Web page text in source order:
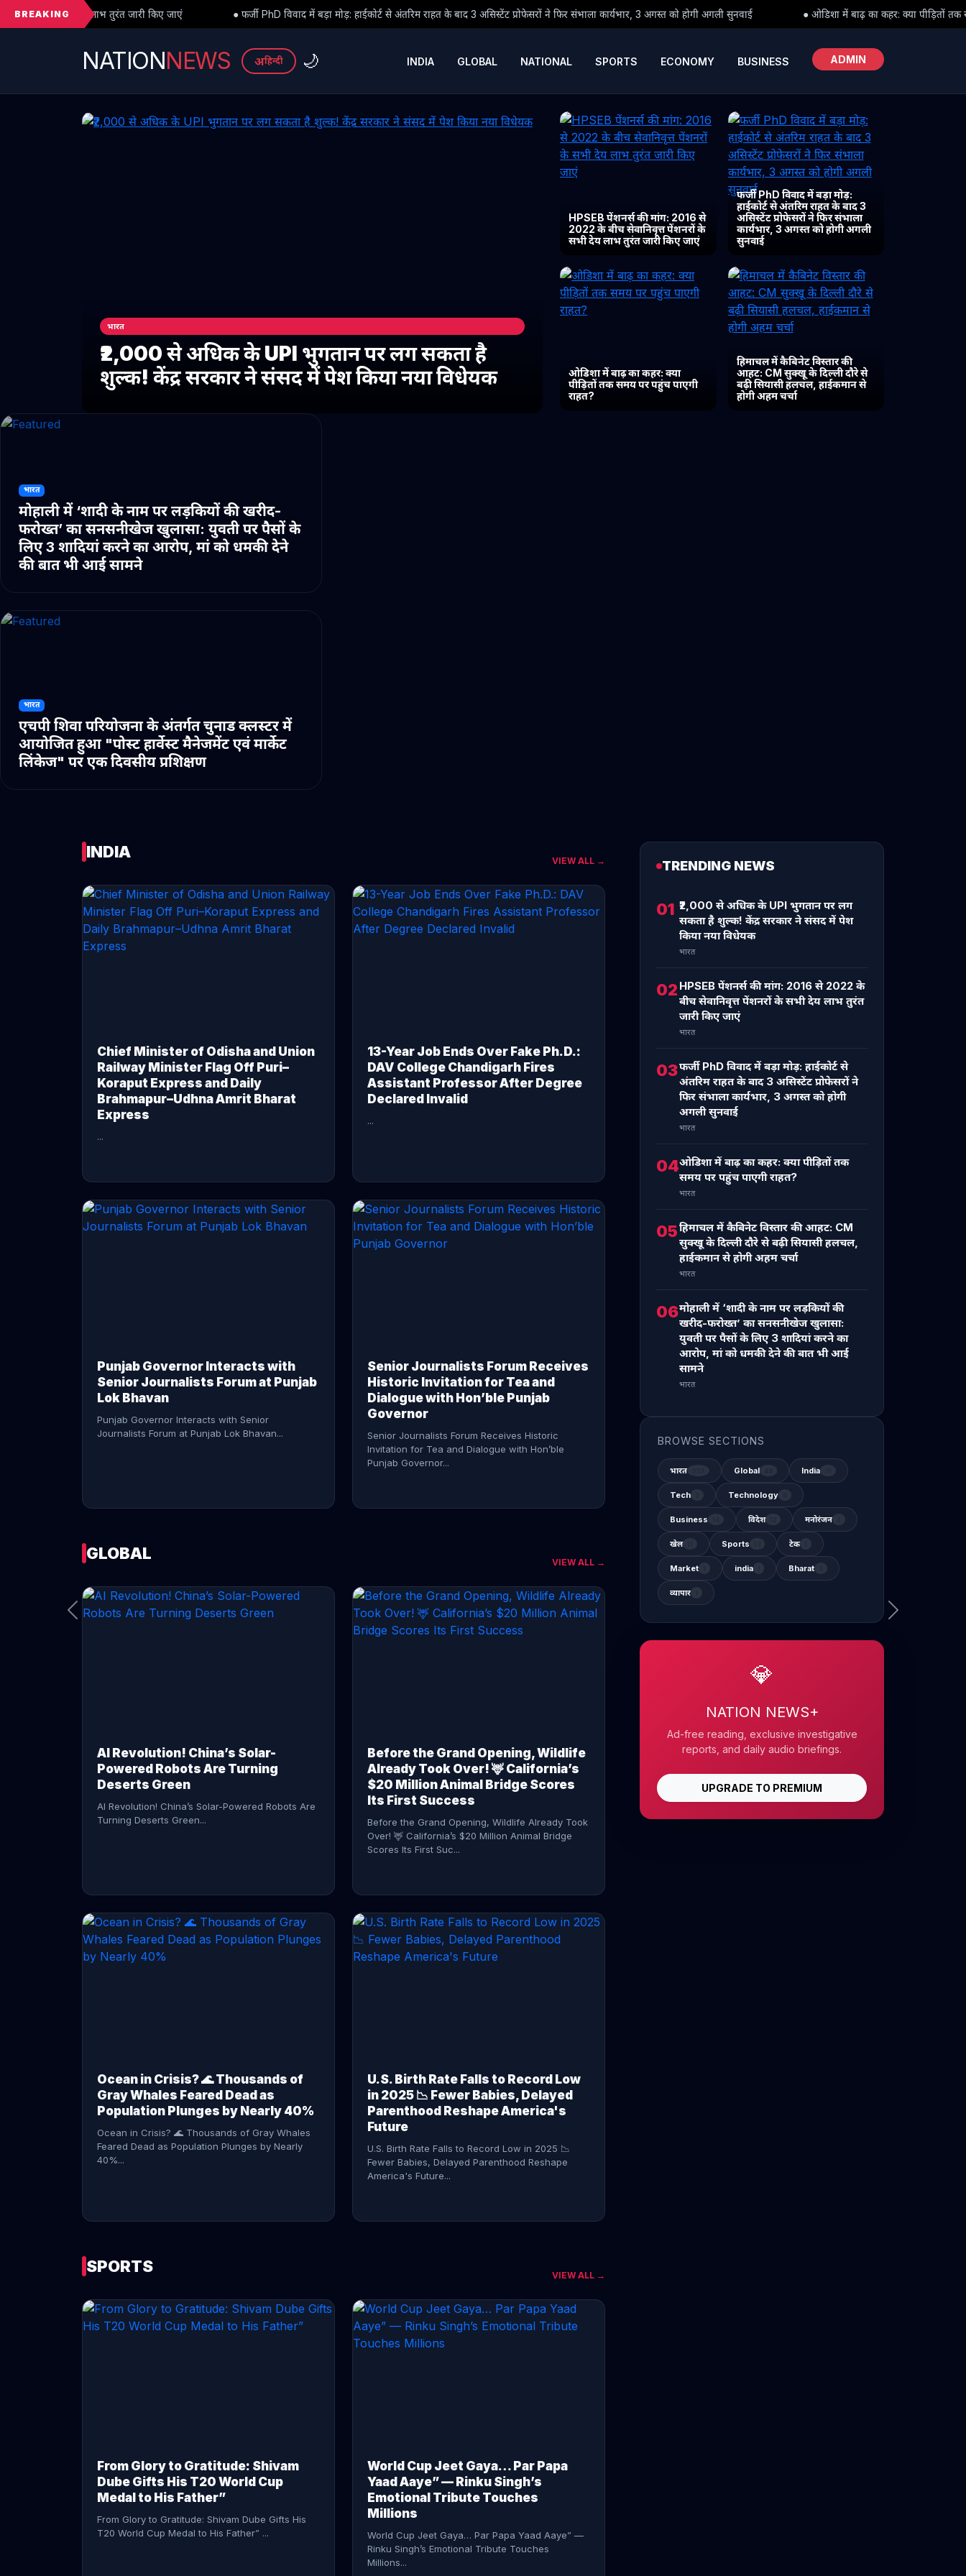
BREAKING
जारी किए जाएं ● फर्जी PhD विवाद में बड़ा मोड़: हाईकोर्ट से अंतरिम राहत के बाद 3 असिस्टेंट प्रोफेसरों ने फिर संभाला कार्यभार, 3 अगस्त को होगी अगली सुनवाई ● ओडिशा में बाढ़ का कहर: क्या पीड़ितों तक समय पर पहुंच पाएगी राहत?
NATIONNEWS अहिन्दी 🌙 INDIA GLOBAL NATIONAL SPORTS ECONOMY BUSINESS ADMIN
भारत
₹2,000 से अधिक के UPI भुगतान पर लग सकता है
शुल्क! केंद्र सरकार ने संसद में पेश किया नया विधेयक
HPSEB पेंशनर्स की मांग: 2016 से
2022 के बीच सेवानिवृत्त पेंशनरों के
सभी देय लाभ तुरंत जारी किए जाएं
फर्जी PhD विवाद में बड़ा मोड़:
हाईकोर्ट से अंतरिम राहत के बाद 3
असिस्टेंट प्रोफेसरों ने फिर संभाला
कार्यभार, 3 अगस्त को होगी अगली
सुनवाई
ओडिशा में बाढ़ का कहर: क्या
पीड़ितों तक समय पर पहुंच पाएगी
राहत?
हिमाचल में कैबिनेट विस्तार की
आहट: CM सुक्खू के दिल्ली दौरे से
बढ़ी सियासी हलचल, हाईकमान से
होगी अहम चर्चा
भारत
मोहाली में ‘शादी के नाम पर लड़कियों की खरीद-
फरोख्त’ का सनसनीखेज खुलासा: युवती पर पैसों के
लिए 3 शादियां करने का आरोप, मां को धमकी देने
की बात भी आई सामने
भारत
एचपी शिवा परियोजना के अंतर्गत चुनाड क्लस्टर में
आयोजित हुआ "पोस्ट हार्वेस्ट मैनेजमेंट एवं मार्केट
लिंकेज" पर एक दिवसीय प्रशिक्षण
INDIA VIEW ALL →
Chief Minister of Odisha and Union
Railway Minister Flag Off Puri–
Koraput Express and Daily
Brahmapur–Udhna Amrit Bharat
Express
...
13-Year Job Ends Over Fake Ph.D.:
DAV College Chandigarh Fires
Assistant Professor After Degree
Declared Invalid
...
Punjab Governor Interacts with
Senior Journalists Forum at Punjab
Lok Bhavan
Punjab Governor Interacts with Senior
Journalists Forum at Punjab Lok Bhavan...
Senior Journalists Forum Receives
Historic Invitation for Tea and
Dialogue with Hon’ble Punjab
Governor
Senior Journalists Forum Receives Historic
Invitation for Tea and Dialogue with Hon’ble
Punjab Governor...
CONTINUE READING →
GLOBAL VIEW ALL →
AI Revolution! China’s Solar-
Powered Robots Are Turning
Deserts Green
AI Revolution! China’s Solar-Powered Robots Are
Turning Deserts Green...
Before the Grand Opening, Wildlife
Already Took Over! 🦌 California’s
$20 Million Animal Bridge Scores
Its First Success
Before the Grand Opening, Wildlife Already Took
Over! 🦌 California’s $20 Million Animal Bridge
Scores Its First Suc...
Ocean in Crisis? 🌊 Thousands of
Gray Whales Feared Dead as
Population Plunges by Nearly 40%
Ocean in Crisis? 🌊 Thousands of Gray Whales
Feared Dead as Population Plunges by Nearly
40%...
U.S. Birth Rate Falls to Record Low
in 2025 📉 Fewer Babies, Delayed
Parenthood Reshape America's
Future
U.S. Birth Rate Falls to Record Low in 2025 📉
Fewer Babies, Delayed Parenthood Reshape
America's Future...
CONTINUE READING →
SPORTS VIEW ALL →
From Glory to Gratitude: Shivam
Dube Gifts His T20 World Cup
Medal to His Father”
From Glory to Gratitude: Shivam Dube Gifts His
T20 World Cup Medal to His Father” ...
World Cup Jeet Gaya… Par Papa
Yaad Aaye” — Rinku Singh’s
Emotional Tribute Touches
Millions
World Cup Jeet Gaya… Par Papa Yaad Aaye” —
Rinku Singh’s Emotional Tribute Touches
Millions...
TRENDING NEWS
01 ₹2,000 से अधिक के UPI भुगतान पर लग
सकता है शुल्क! केंद्र सरकार ने संसद में पेश
किया नया विधेयक
भारत
02 HPSEB पेंशनर्स की मांग: 2016 से 2022 के
बीच सेवानिवृत्त पेंशनरों के सभी देय लाभ तुरंत
जारी किए जाएं
भारत
03फर्जी PhD विवाद में बड़ा मोड़: हाईकोर्ट से
अंतरिम राहत के बाद 3 असिस्टेंट प्रोफेसरों ने
फिर संभाला कार्यभार, 3 अगस्त को होगी
अगली सुनवाई
भारत
04ओडिशा में बाढ़ का कहर: क्या पीड़ितों तक
समय पर पहुंच पाएगी राहत?
भारत
05हिमाचल में कैबिनेट विस्तार की आहट: CM
सुक्खू के दिल्ली दौरे से बढ़ी सियासी हलचल,
हाईकमान से होगी अहम चर्चा
भारत
06मोहाली में ‘शादी के नाम पर लड़कियों की
खरीद-फरोख्त’ का सनसनीखेज खुलासा:
युवती पर पैसों के लिए 3 शादियां करने का
आरोप, मां को धमकी देने की बात भी आई
सामने
भारत
BROWSE SECTIONS
भारत Global India
Tech Technology
Business विदेश मनोरंजन
खेल Sports टेक
Market india Bharat
व्यापार
💎
NATION NEWS+
Ad-free reading, exclusive investigative
reports, and daily audio briefings.
UPGRADE TO PREMIUM